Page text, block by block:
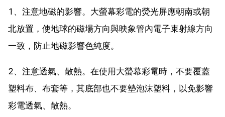
1、注意地磁的影響。大螢幕彩電的熒光屏應朝南或朝
北放置，使地球的磁場方向與映象管內電子束射線方向
一致，防止地磁影響色純度。
2、注意透氣、散熱。在使用大螢幕彩電時，不要覆蓋
塑料布、布套等，其底部也不要墊泡沫塑料，以免影響
彩電透氣、散熱。